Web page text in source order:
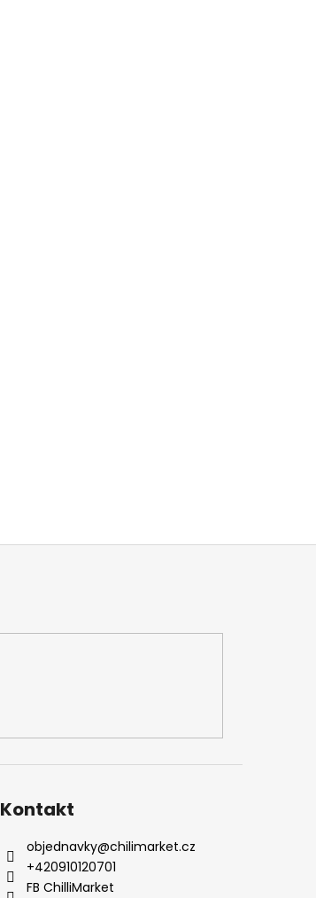
Kontakt
objednavky@chilimarket.cz
+420910120701
FB ChilliMarket